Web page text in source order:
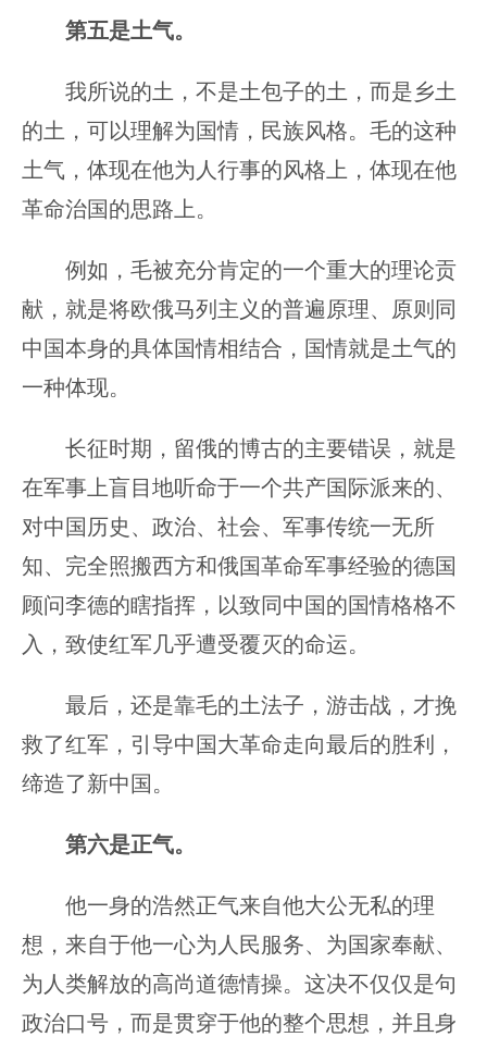
第五是土气。
我所说的土，不是土包子的土，而是乡土
的土，可以理解为国情，民族风格。毛的这种
土气，体现在他为人行事的风格上，体现在他
革命治国的思路上。
例如，毛被充分肯定的一个重大的理论贡
献，就是将欧俄马列主义的普遍原理、原则同
中国本身的具体国情相结合，国情就是土气的
一种体现。
长征时期，留俄的博古的主要错误，就是
在军事上盲目地听命于一个共产国际派来的、
对中国历史、政治、社会、军事传统一无所
知、完全照搬西方和俄国革命军事经验的德国
顾问李德的瞎指挥，以致同中国的国情格格不
入，致使红军几乎遭受覆灭的命运。
最后，还是靠毛的土法子，游击战，才挽
救了红军，引导中国大革命走向最后的胜利，
缔造了新中国。
第六是正气。
他一身的浩然正气来自他大公无私的理
想，来自于他一心为人民服务、为国家奉献、
为人类解放的高尚道德情操。这决不仅仅是句
政治口号，而是贯穿于他的整个思想，并且身